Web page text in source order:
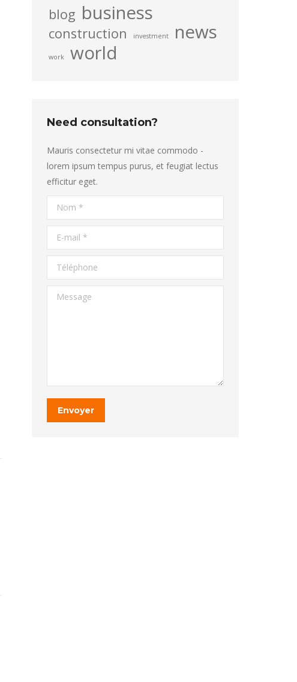
blog business
construction investment news
work world
Need consultation?
Mauris consectetur mi vitae commodo -
lorem ipsum tempus purus, et feugiat lectus
efficitur eget.
Nom *
E-mail *
Téléphone
Message
Envoyer